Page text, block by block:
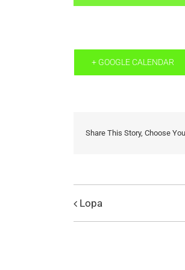
+ GOOGLE CALENDAR
Share This Story, Choose
Evenemang
Lopa